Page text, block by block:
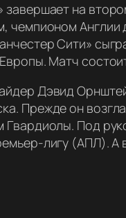
завершает на
чемпионом
Сити»
Матч
Дэвид
Прежде он
Гвардиолы. Под
лигу (АПЛ). А